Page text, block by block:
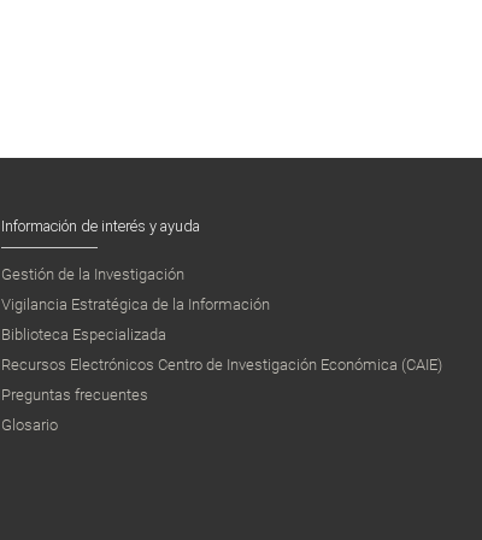
Información de interés y ayuda
Gestión de la Investigación
Vigilancia Estratégica de la Información
Biblioteca Especializada
Recursos Electrónicos Centro de Investigación Económica (CAIE)
Preguntas frecuentes
Glosario